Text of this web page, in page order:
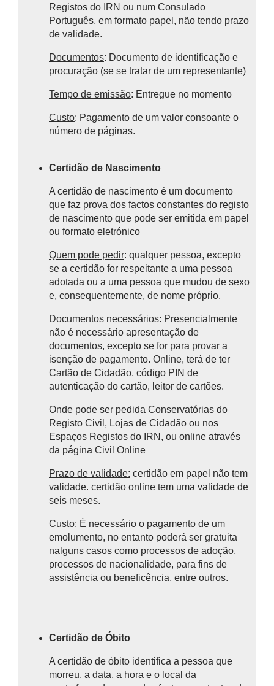
Registos do IRN ou num Consulado
Português, em formato papel, não tendo prazo
de validade.
Documentos: Documento de identificação e
procuração (se se tratar de um representante)
Tempo de emissão: Entregue no momento
Custo: Pagamento de um valor consoante o
número de páginas.
Certidão de Nascimento
A certidão de nascimento é um documento
que faz prova dos factos constantes do registo
de nascimento que pode ser emitida em papel
ou formato eletrónico
Quem pode pedir: qualquer pessoa, excepto
se a certidão for respeitante a uma pessoa
adotada ou a uma pessoa que mudou de sexo
e, consequentemente, de nome próprio.
Documentos necessários: Presencialmente
não é necessário apresentação de
documentos, excepto se for para provar a
isenção de pagamento. Online, terá de ter
Cartão de Cidadão, código PIN de
autenticação do cartão, leitor de cartões.
Onde pode ser pedida Conservatórias do
Registo Civil, Lojas de Cidadão ou nos
Espaços Registos do IRN, ou online através
da página Civil Online
Prazo de validade: certidão em papel não tem
validade. certidão online tem uma validade de
seis meses.
Custo: É necessário o pagamento de um
emolumento, no entanto poderá ser gratuita
nalguns casos como processos de adoção,
processos de nacionalidade, para fins de
assistência ou beneficência, entre outros.
Certidão de Óbito
A certidão de óbito identifica a pessoa que
morreu, a data, a hora e o local da